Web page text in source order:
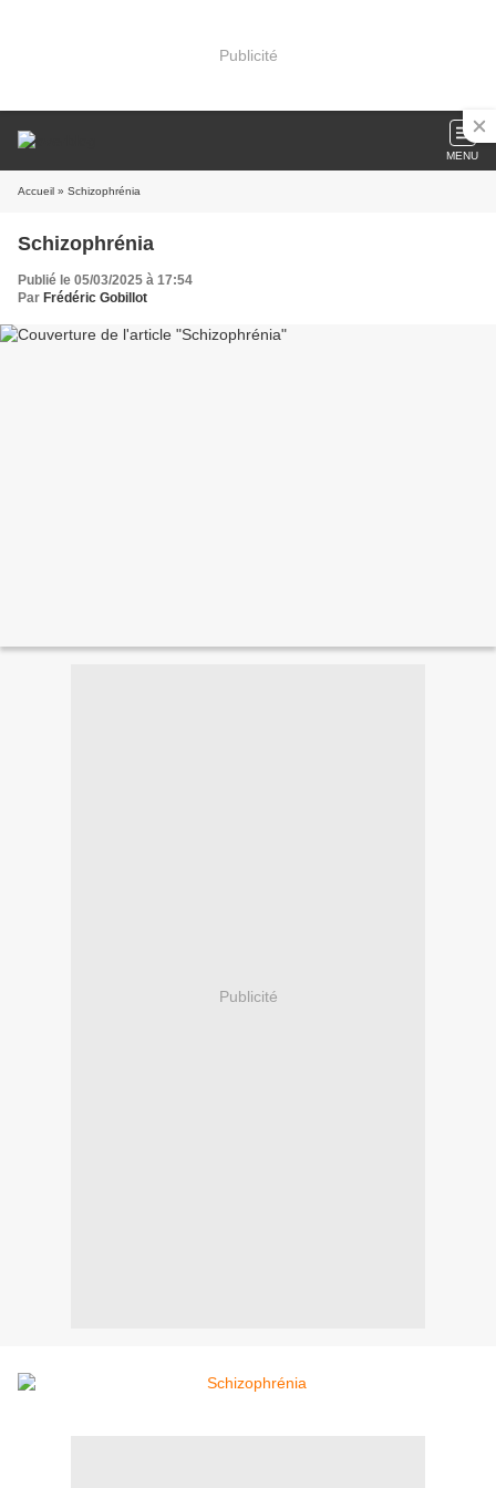
Publicité
MENU
Accueil » Schizophrénia
Schizophrénia
Publié le 05/03/2025 à 17:54
Par Frédéric Gobillot
Publicité